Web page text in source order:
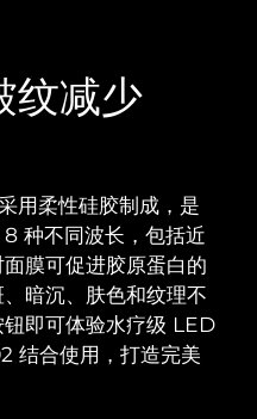
纹减少
用柔性硅胶制成，是
种不同波长，包括近
膜可促进胶原蛋白的
暗沉、肤色和纹理不
即可体验水疗级 LED
结合使用，打造完美
on-the-go
口腔护理
预计送达日期
预计送达日期 10/8/26
预计送达日期16/8/26
预计送达日期13/8/26
预计送达日期15/8/26